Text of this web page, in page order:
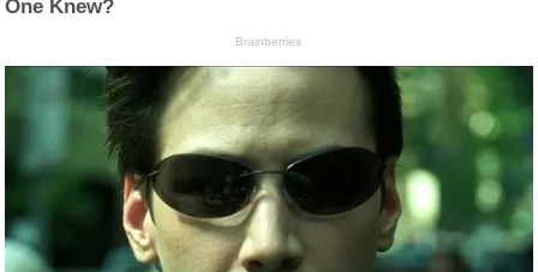
One Knew?
Brainberries